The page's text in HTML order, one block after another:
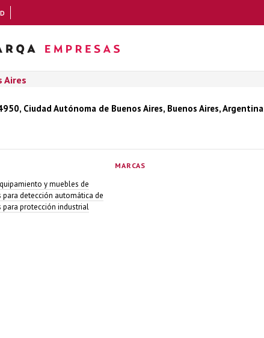
Aires
Ciudad Autónoma de Buenos Aires, Buenos Aires, Argentina
y muebles de
para detección automática de
para protección industrial
MARCAS